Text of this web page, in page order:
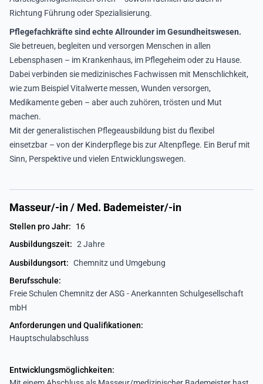
Richtung Führung oder Spezialisierung.
Pflegefachkräfte sind echte Allrounder im Gesundheitswesen.
Sie betreuen, begleiten und versorgen Menschen in allen
Lebensphasen – im Krankenhaus, im Pflegeheim oder zu Hause.
Dabei verbinden sie medizinisches Fachwissen mit Menschlichkeit,
wie zum Beispiel Vitalwerte messen, Wunden versorgen,
Medikamente geben – aber auch zuhören, trösten und Mut
machen.
Mit der generalistischen Pflegeausbildung bist du flexibel
einsetzbar – von der Kinderpflege bis zur Altenpflege. Ein Beruf mit
Sinn, Perspektive und vielen Entwicklungswegen.
Masseur/-in / Med. Bademeister/-in
Stellen pro Jahr:
16
Ausbildungszeit: 2 Jahre
Ausbildungsort: Chemnitz und Umgebung
Berufsschule:
Freie Schulen Chemnitz der ASG - Anerkannten Schulgesellschaft
mbH
Anforderungen und Qualifikationen:
Hauptschulabschluss
Entwicklungsmöglichkeiten: